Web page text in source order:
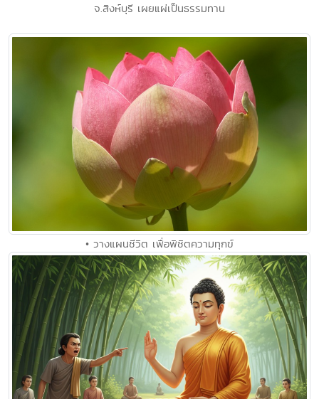
จ.สิงห์บุรี เผยแผ่เป็นธรรมทาน
• วางแผนชีวิต เพื่อพิชิตความทุกข์